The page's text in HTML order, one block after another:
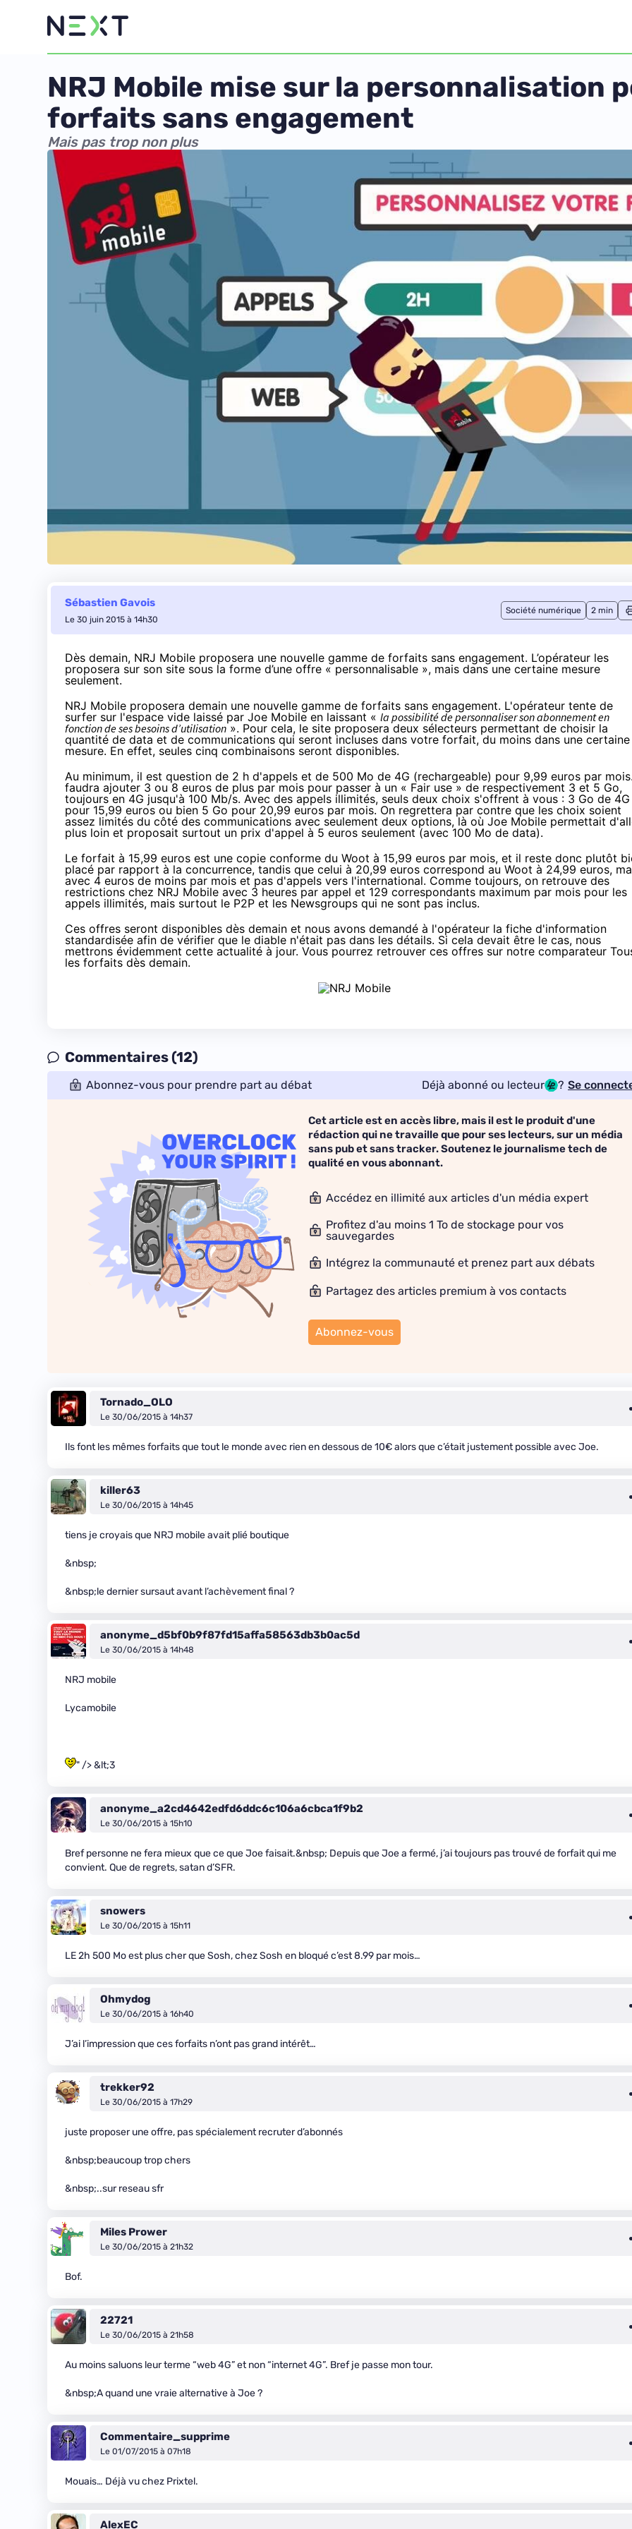
NRJ Mobile mise sur la personnalisation
forfaits sans engagement
Mais pas trop non plus
Sébastien Gavois
Le 30 juin 2015 à 14h30
Société numérique 2 min
Dès demain, NRJ Mobile proposera une nouvelle gamme de forfaits sans engagement. L’opérateur les
proposera sur son site sous la forme d’une offre « personnalisable », mais dans une certaine mesure
seulement.
NRJ Mobile proposera demain une nouvelle gamme de forfaits sans engagement. L'opérateur tente de
surfer sur l'espace vide laissé par Joe Mobile en laissant « la possibilité de personnaliser son abonnement en
fonction de ses besoins d’utilisation». Pour cela, le site proposera deux sélecteurs permettant de choisir la
quantité de data et de communications qui seront incluses dans votre forfait, du moins dans une certaine
mesure. En effet, seules cinq combinaisons seront disponibles.
Au minimum, il est question de 2 h d'appels et de 500 Mo de 4G (rechargeable) pour 9,99 euros par
faudra ajouter 3 ou 8 euros de plus par mois pour passer à un « Fair use » de respectivement 3 et 5 Go,
toujours en 4G jusqu'à 100 Mb/s. Avec des appels illimités, seuls deux choix s'offrent à vous : 3 Go de 4G
pour 15,99 euros ou bien 5 Go pour 20,99 euros par mois. On regrettera par contre que les choix soient
assez limités du côté des communications avec seulement deux options, là où Joe Mobile permettait
plus loin et proposait surtout un prix d'appel à 5 euros seulement (avec 100 Mo de data).
Le forfait à 15,99 euros est une copie conforme du Woot à 15,99 euros par mois, et il reste donc plutôt
placé par rapport à la concurrence, tandis que celui à 20,99 euros correspond au Woot à 24,99 euros,
avec 4 euros de moins par mois et pas d'appels vers l'international. Comme toujours, on retrouve des
restrictions chez NRJ Mobile avec 3 heures par appel et 129 correspondants maximum par mois pour les
appels illimités, mais surtout le P2P et les Newsgroups qui ne sont pas inclus.
Ces offres seront disponibles dès demain et nous avons demandé à l'opérateur la fiche d'information
standardisée afin de vérifier que le diable n'était pas dans les détails. Si cela devait être le cas, nous
mettrons évidemment cette actualité à jour. Vous pourrez retrouver ces offres sur notre comparateur
les forfaits dès demain.
Commentaires (12)
Abonnez-vous pour prendre part au débat Déjà abonné ou lecteur ? Se
Cet article est en accès libre, mais il est le produit d'une
rédaction qui ne travaille que pour ses lecteurs, sur un média
sans pub et sans tracker. Soutenez le journalisme tech de
qualité en vous abonnant.
Accédez en illimité aux articles d'un média expert
Profitez d'au moins 1 To de stockage pour vos
sauvegardes
Intégrez la communauté et prenez part aux débats
Partagez des articles premium à vos contacts
Abonnez-vous
Tornado_OLO
Le 30/06/2015 à 14h37
Ils font les mêmes forfaits que tout le monde avec rien en dessous de 10€ alors que c’était justement possible avec Joe.
killer63
Le 30/06/2015 à 14h45
tiens je croyais que NRJ mobile avait plié boutique
&nbsp;
&nbsp;le dernier sursaut avant l’achèvement final ?
anonyme_d5bf0b9f87fd15affa58563db3b0ac5d
Le 30/06/2015 à 14h48
NRJ mobile
Lycamobile
" /> &lt;3
anonyme_a2cd4642edfd6ddc6c106a6cbca1f9b2
Le 30/06/2015 à 15h10
Bref personne ne fera mieux que ce que Joe faisait.&nbsp; Depuis que Joe a fermé, j’ai toujours pas trouvé de forfait qui me
convient. Que de regrets, satan d’SFR.
snowers
Le 30/06/2015 à 15h11
LE 2h 500 Mo est plus cher que Sosh, chez Sosh en bloqué c’est 8.99 par mois…
Ohmydog
Le 30/06/2015 à 16h40
J’ai l’impression que ces forfaits n’ont pas grand intérêt…
trekker92
Le 30/06/2015 à 17h29
juste proposer une offre, pas spécialement recruter d’abonnés
&nbsp;beaucoup trop chers
&nbsp;..sur reseau sfr
Miles Prower
Le 30/06/2015 à 21h32
Bof.
22721
Le 30/06/2015 à 21h58
Au moins saluons leur terme “web 4G” et non “internet 4G”. Bref je passe mon tour.
&nbsp;A quand une vraie alternative à Joe ?
Commentaire_supprime
Le 01/07/2015 à 07h18
Mouais… Déjà vu chez Prixtel.
AlexEC